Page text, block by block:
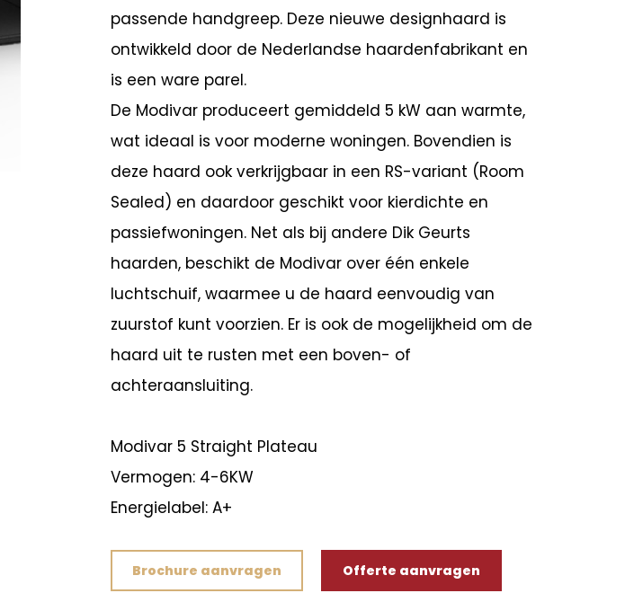
passende handgreep. Deze nieuwe designhaard is
ontwikkeld door de Nederlandse haardenfabrikant en
is een ware parel.
De Modivar produceert gemiddeld 5 kW aan warmte,
wat ideaal is voor moderne woningen. Bovendien is
deze haard ook verkrijgbaar in een RS-variant (Room
Sealed) en daardoor geschikt voor kierdichte en
passiefwoningen. Net als bij andere Dik Geurts
haarden, beschikt de Modivar over één enkele
luchtschuif, waarmee u de haard eenvoudig van
zuurstof kunt voorzien. Er is ook de mogelijkheid om de
haard uit te rusten met een boven- of
achteraansluiting.
Modivar 5 Straight Plateau
Vermogen: 4-6KW
Energielabel: A+
Brochure aanvragen Offerte aanvragen